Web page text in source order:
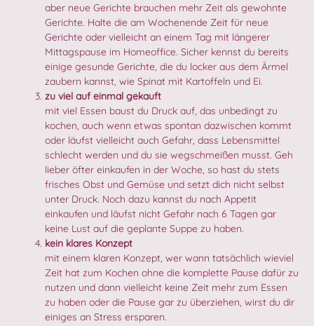
aber neue Gerichte brauchen mehr Zeit als gewohnte
Gerichte. Halte die am Wochenende Zeit für neue
Gerichte oder vielleicht an einem Tag mit längerer
Mittagspause im Homeoffice. Sicher kennst du bereits
einige gesunde Gerichte, die du locker aus dem Ärmel
zaubern kannst, wie Spinat mit Kartoffeln und Ei.
zu viel auf einmal gekauft
mit viel Essen baust du Druck auf, das unbedingt zu
kochen, auch wenn etwas spontan dazwischen kommt
oder läufst vielleicht auch Gefahr, dass Lebensmittel
schlecht werden und du sie wegschmeißen musst. Geh
lieber öfter einkaufen in der Woche, so hast du stets
frisches Obst und Gemüse und setzt dich nicht selbst
unter Druck. Noch dazu kannst du nach Appetit
einkaufen und läufst nicht Gefahr nach 6 Tagen gar
keine Lust auf die geplante Suppe zu haben.
kein klares Konzept
mit einem klaren Konzept, wer wann tatsächlich wieviel
Zeit hat zum Kochen ohne die komplette Pause dafür zu
nutzen und dann vielleicht keine Zeit mehr zum Essen
zu haben oder die Pause gar zu überziehen, wirst du dir
einiges an Stress ersparen.